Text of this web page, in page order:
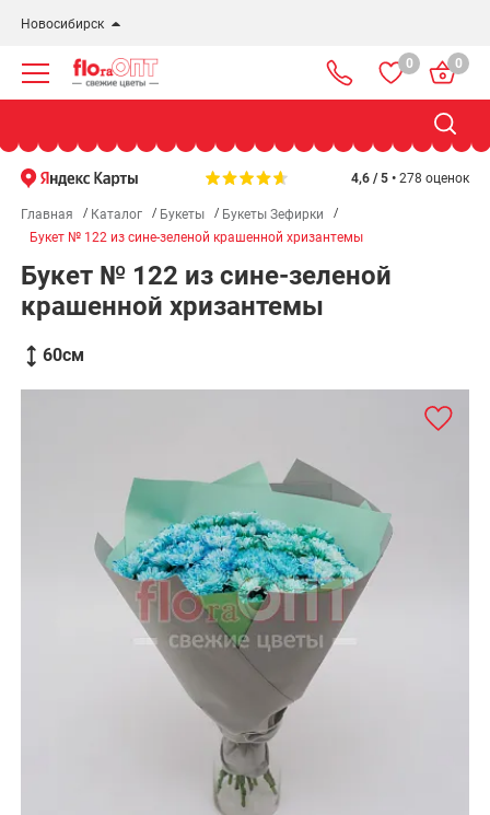
Новосибирск
Новосибирск
Бердск
0 0
4,6 / 5 • 278 оценок
Главная Каталог Букеты
Букеты Зефирки
Букет № 122 из сине-зеленой крашенной хризантемы
Букет № 122 из сине-зеленой
крашенной хризантемы
60см